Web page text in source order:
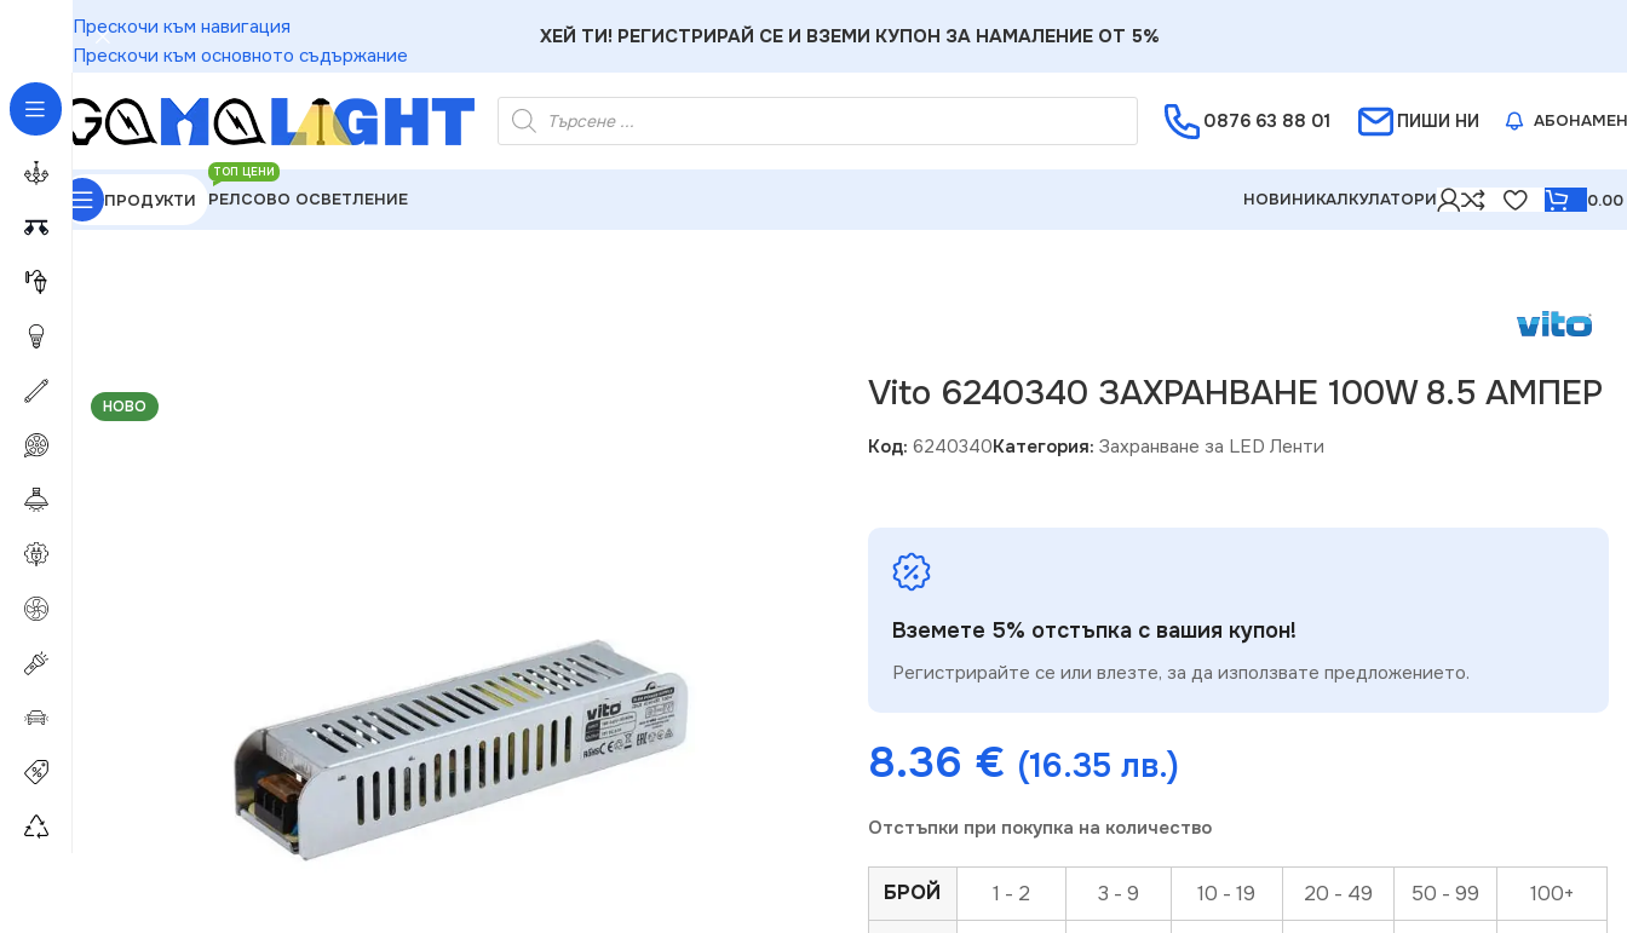
Прескочи към навигация
Прескочи към основното съдържание
ХЕЙ ТИ! РЕГИСТРИРАЙ СЕ И ВЗЕМИ КУПОН ЗА НАМАЛЕНИЕ ОТ 5%
0876 63 88 01 ПИШИ НИ
ПРОДУКТИ РЕЛСОВО ОСВЕТЛЕНИЕ
ТОП ЦЕНИ
НОВИНИКАЛКУЛАТОРИ 0.00
GAMALIGHT»
НОВО Vito 6240340 ЗАХРАНВАНЕ 100W 8.5 АМПЕР
Код: 6240340Категория: Захранване за LED Ленти
Вземете 5% отстъпка с вашия купон!
Регистрирайте се или влезте, за да използвате предложението.
8.36 € (16.35 лв.)
Отстъпки при покупка на количество
БРОЙ 1 - 2 3 - 9 10 - 19 20 - 49 50 - 99 100+